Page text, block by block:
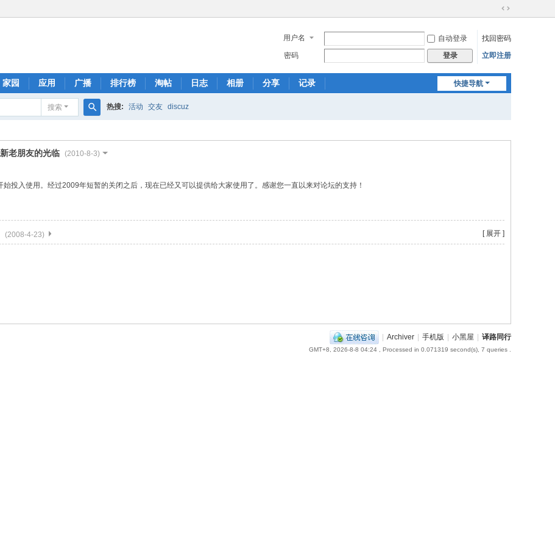
切
到
宽
用户名 自动登录
找回密码
密码
登录 立即注册
快捷导航
家园 应用 广播 排行榜 淘帖 日志 相册 分享 记录
搜索
索
热搜: 活动 交友 discuz
老朋友的光临 (2010-8-3)
投入使用。经过2009年短暂的关闭之后，现在已经又可以提供给大家使用了。感谢您一直以来对论坛的支持！
(2008-4-23) [ 展开 ]
| Archiver | 手机版 | 小黑屋 | 译路同行
GMT+8, 2026-8-8 04:24 , Processed in 0.071319 second(s), 7 queries .